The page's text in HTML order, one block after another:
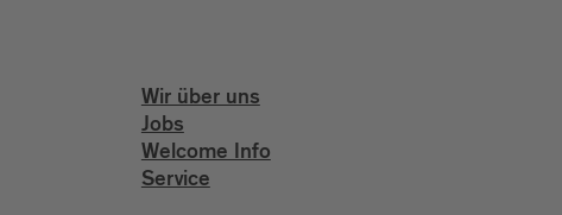
Wir über uns
Jobs
Welcome Info
Service